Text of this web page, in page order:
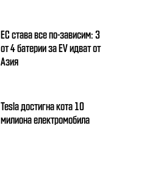
ЕС става все по-зависим: 3
от 4 батерии за EV идват от
Азия
Tesla достигна кота 10
милиона електромобила